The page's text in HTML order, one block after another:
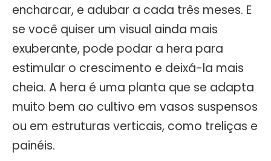
encharcar, e adubar a cada três meses. E
se você quiser um visual ainda mais
exuberante, pode podar a hera para
estimular o crescimento e deixá-la mais
cheia. A hera é uma planta que se adapta
muito bem ao cultivo em vasos suspensos
ou em estruturas verticais, como treliças e
painéis.